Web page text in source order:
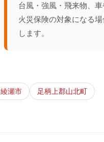
台風・強風・飛来物、
火災保険の対象になる
します。
綾瀬市 足柄上郡山北町